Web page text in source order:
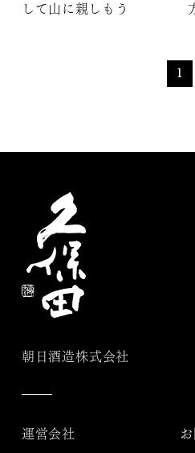
して山に親しもう
1
朝日酒造株式会社
運営会社